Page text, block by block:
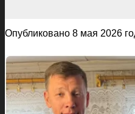
Опубликовано 8 мая 2026